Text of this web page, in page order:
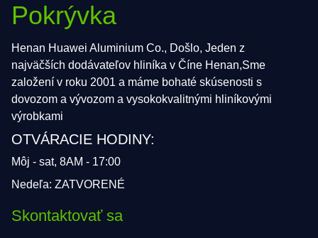
Pokrývka
Henan Huawei Aluminium Co., Došlo, Jeden z
najväčších dodávateľov hliníka v Číne Henan,Sme
založení v roku 2001 a máme bohaté skúsenosti s
dovozom a vývozom a vysokokvalitnými hliníkovými
výrobkami
OTVÁRACIE HODINY:
Môj - sat, 8AM - 17:00
Nedeľa: ZATVORENÉ
Skontaktovať sa